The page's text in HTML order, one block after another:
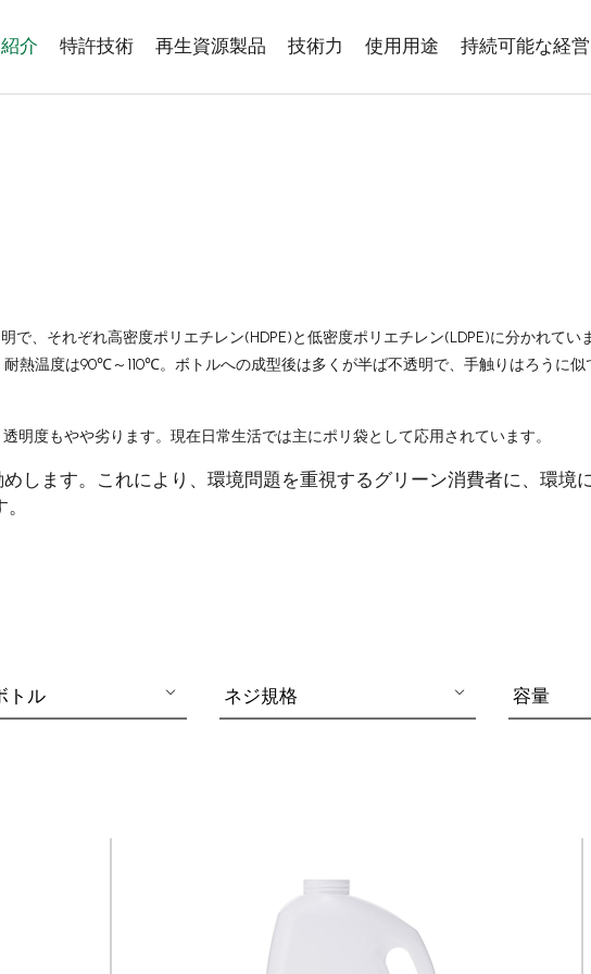
介 特許技術 再生資源製品 技術力 使用用途 持続可能な経営
で、それぞれ高密度ポリエチレン(HDPE) と低密度ポリエチレン(LDPE)に分かれてい
熱温度は90℃ ～ 110℃。ボトルへの成型後は多くが半ば不透明で、手触りはろうに
明度もやや劣ります。現在日常生活では主にポリ袋として応用されています。
します。これにより、環境問題を重視するグリーン消費者に、環
トル ネジ規格 容量